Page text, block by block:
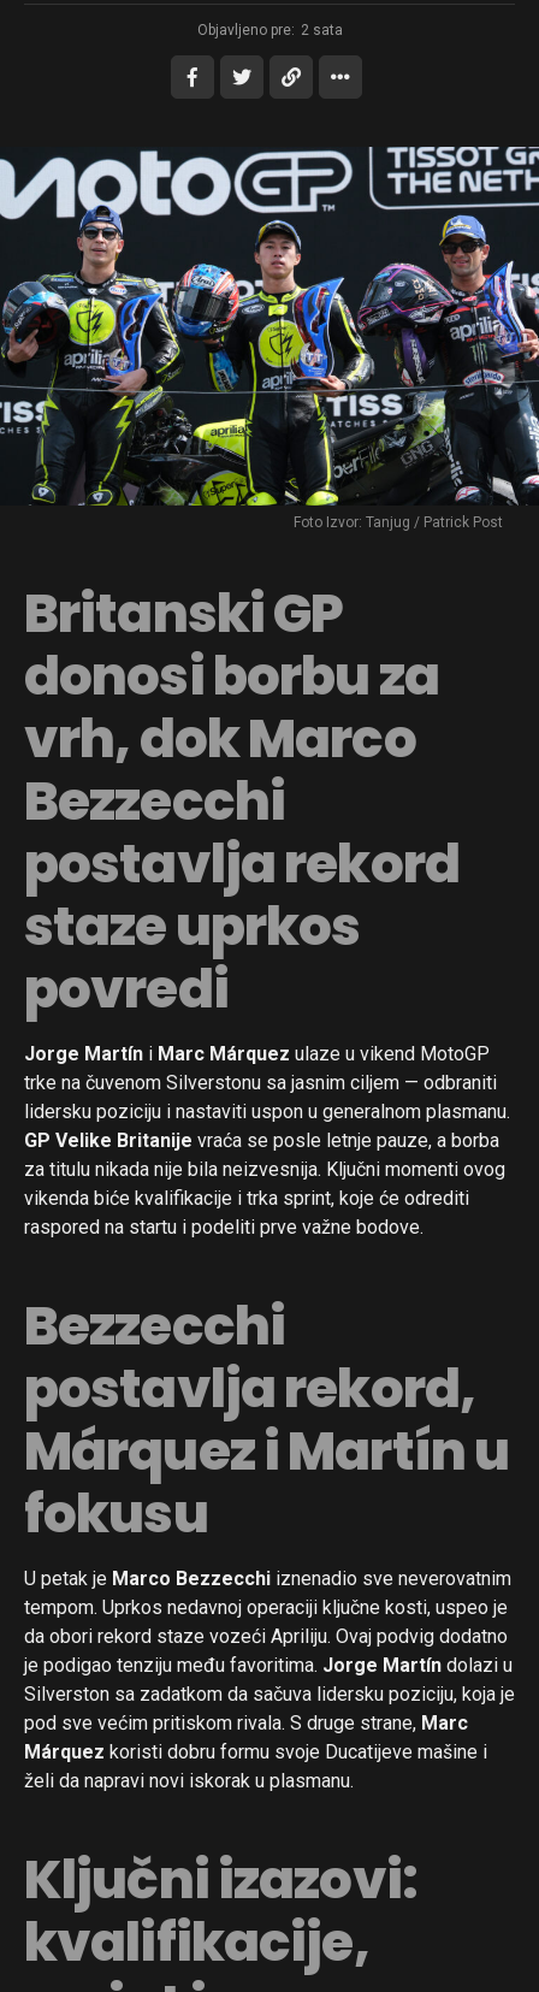
Objavljeno pre: 2 sata
Foto Izvor: Tanjug / Patrick Post
Britanski GP
donosi borbu za
vrh, dok Marco
Bezzecchi
postavlja rekord
staze uprkos
povredi
Jorge Martín i Marc Márquez ulaze u vikend MotoGP
trke na čuvenom Silverstonu sa jasnim ciljem — odbraniti
lidersku poziciju i nastaviti uspon u generalnom plasmanu.
GP Velike Britanije vraća se posle letnje pauze, a borba
za titulu nikada nije bila neizvesnija. Ključni momenti ovog
vikenda biće kvalifikacije i trka sprint, koje će odrediti
raspored na startu i podeliti prve važne bodove.
Bezzecchi
postavlja rekord,
Márquez i Martín u
fokusu
U petak je Marco Bezzecchi iznenadio sve neverovatnim
tempom. Uprkos nedavnoj operaciji ključne kosti, uspeo je
da obori rekord staze vozeći Apriliju. Ovaj podvig dodatno
je podigao tenziju među favoritima. Jorge Martín dolazi u
Silverston sa zadatkom da sačuva lidersku poziciju, koja je
pod sve većim pritiskom rivala. S druge strane, Marc
Márquez koristi dobru formu svoje Ducatijeve mašine i
želi da napravi novi iskorak u plasmanu.
Ključni izazovi:
kvalifikacije,